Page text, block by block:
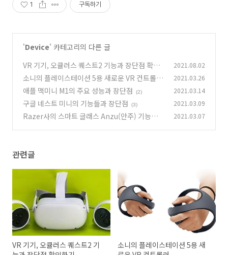
1 구독하기
'Device' 카테고리의 다른 글
VR 기기, 오큘러스 퀘스트2 기능과 장단점 확인
하기
(2)
2021.08.02
소니의 플레이스테이션 5용 새로운 VR 컨트롤러
(2)
2021.03.26
애플 맥미니 M1의 주요 성능과 장단점 (2) 2021.03.14
구글 네스트 미니의 기능들과 장단점 (3) 2021.03.09
Razer사의 스마트 글래스 Anzu(안주) 기능과
2021.03.07
관련글
VR 기기, 오큘러스 퀘스트2 기
소니의 플레이스테이션 5용 새